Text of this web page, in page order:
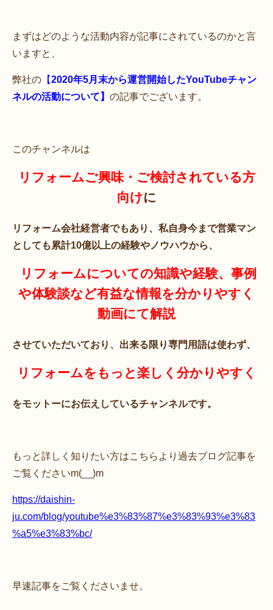
まずはどのような活動内容が記事にされているのかと言
いますと、
弊社の 【2020年5月末から運営開始したYouTubeチャン
ネルの活動について】 の記事でございます。
このチャンネルは
リフォームご興味・ご検討されている方
向けに
リフォーム会社経営者でもあり、私自身今まで営業マン
としても累計10億以上の経験やノウハウから、
リフォームについての知識や経験、事例
や体験談など有益な情報を分かりやすく
動画にて解説
させていただいており、 出来る限り専門用語は使わず、
リフォームをもっと楽しく分かりやすく
をモットーにお伝えしているチャンネルです。
もっと詳しく知りたい方はこちらより過去ブログ記事を
ご覧くださいm(__)m
https://daishin-
ju.com/blog/youtube%e3%83%87%e3%83%93%e3%83
%a5%e3%83%bc/
早速記事をご覧くださいませ。